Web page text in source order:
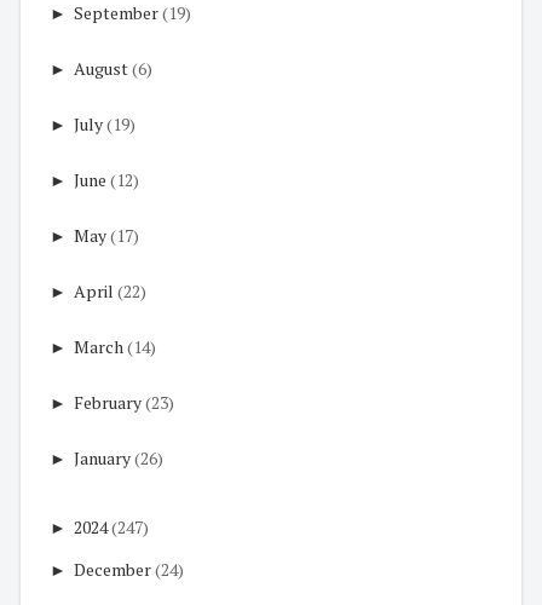
► September(19)
► August(6)
► July(19)
► June (12)
► May(17)
► April (22)
► March(14)
► February(23)
► January(26)
► 2024(247)
► December(24)